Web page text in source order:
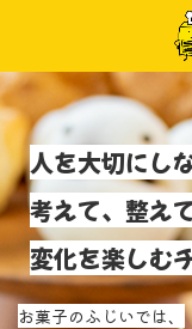
ホーム 採用情報
人を大切にし
考えて、整え
変化を楽しむ
お菓子のふじいでは、